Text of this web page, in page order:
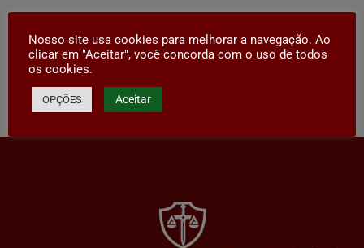
Compartilhar
Nosso site usa cookies para melhorar a navegação. Ao
clicar em "Aceitar", você concorda com o uso de todos
os cookies.
OPÇÕES Aceitar